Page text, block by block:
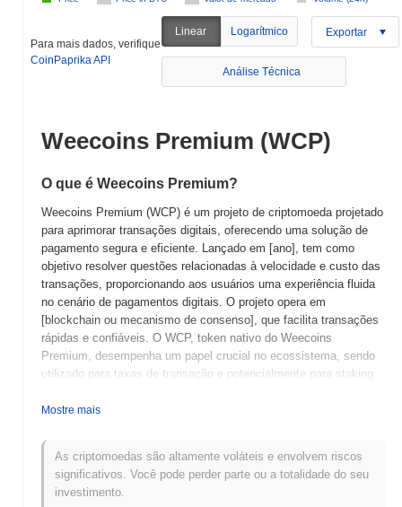
Para mais dados, verifique
CoinPaprika API
Linear Logarítmico Exportar
Análise Técnica
Weecoins Premium (WCP)
O que é Weecoins Premium?
Weecoins Premium (WCP) é um projeto de criptomoeda projetado
para aprimorar transações digitais, oferecendo uma solução de
pagamento segura e eficiente. Lançado em [ano], tem como
objetivo resolver questões relacionadas à velocidade e custo das
transações, proporcionando aos usuários uma experiência fluida
no cenário de pagamentos digitais. O projeto opera em
[blockchain ou mecanismo de consenso], que facilita transações
rápidas e confiáveis. O WCP, token nativo do Weecoins
Premium, desempenha um papel crucial no ecossistema, sendo
utilizado para taxas de transação e potencialmente para staking
O que distingue o Weecoins Premium é seu foco em
soluções de pagamento digital. Essa ênfase em [um aspecto
particular, como segurança, velocidade ou facilidade de uso]
posiciona o Weecoins Premium como um jogador significativo no
campo dos pagamentos em criptomoeda, oferecendo uma
Mostre mais
As criptomoedas são altamente voláteis e envolvem riscos
significativos. Você pode perder parte ou a totalidade do seu
investimento.